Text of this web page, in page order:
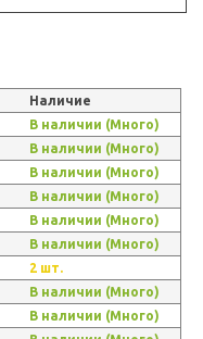
Наличие
В наличии (Много)
В наличии (Много)
В наличии (Много)
В наличии (Много)
В наличии (Много)
В наличии (Много)
2 шт.
В наличии (Много)
В наличии (Много)